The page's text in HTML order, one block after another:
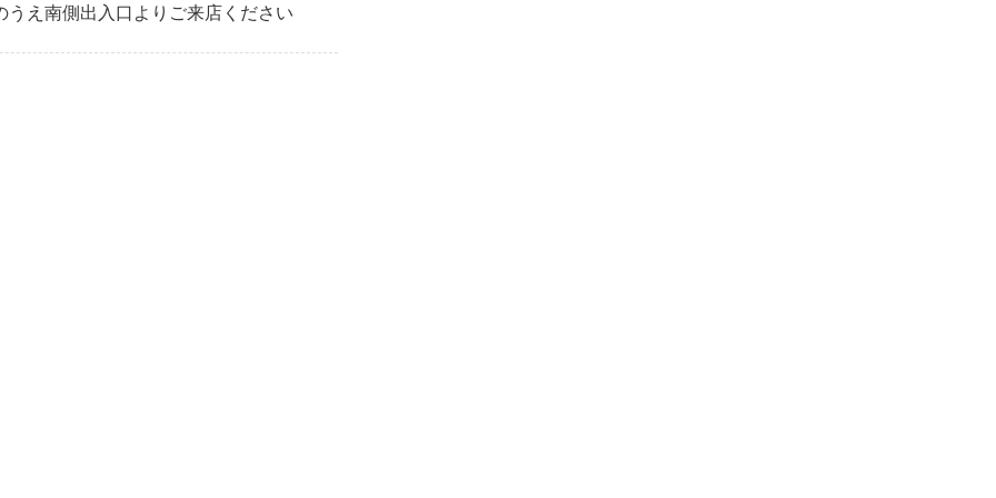
うえ南側出入口よりご来店ください